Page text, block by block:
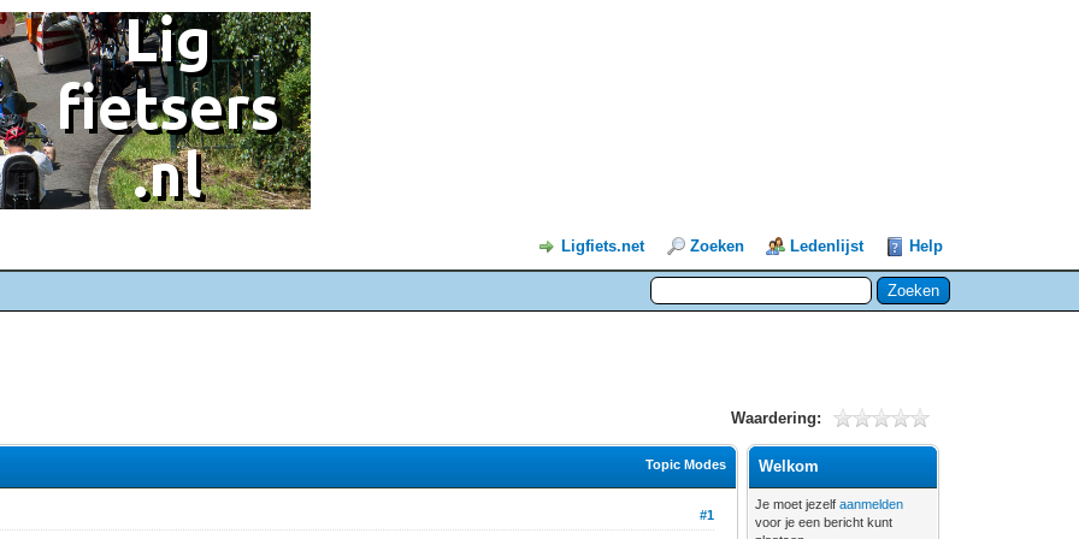
Ligfiets.net Zoeken Ledenlijst Help
Waardering:
Topic Modes
#1
Welkom
Je moet jezelfaanmelden
voor je een bericht kunt